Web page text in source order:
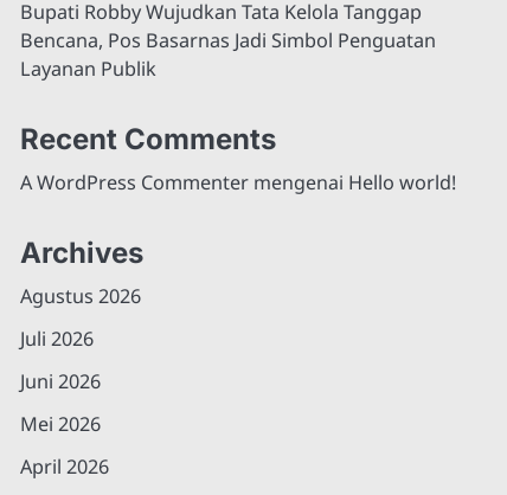
Bupati Robby Wujudkan Tata Kelola Tanggap
Bencana, Pos Basarnas Jadi Simbol Penguatan
Layanan Publik
Recent Comments
A WordPress Commentermengenai Hello world!
Archives
Agustus 2026
Juli 2026
Juni 2026
Mei 2026
April 2026